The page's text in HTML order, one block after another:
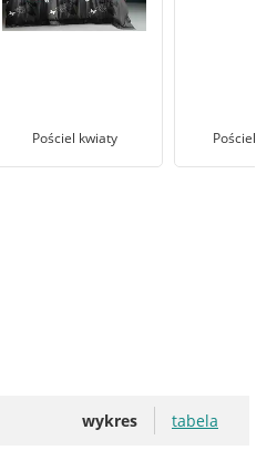
Pościel kwiaty Pościel
wykres tabela